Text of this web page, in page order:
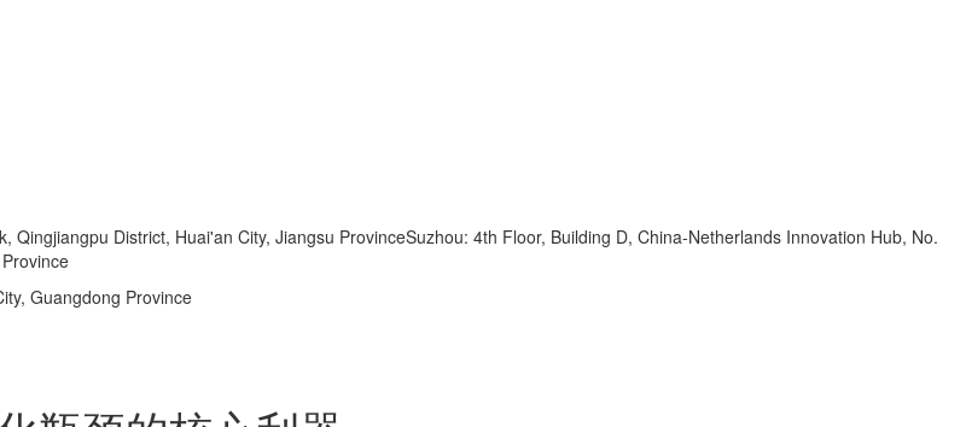
District, Huai'an City, Jiangsu ProvinceSuzhou: 4th Floor, Building D, China-Netherlands Innovation Hub, No.
Guangdong Province